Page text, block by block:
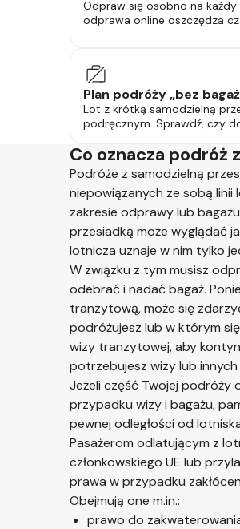
Odpraw się osobno na
odprawa online oszczędza
Plan podróży „bez
Lot z krótką samodzielną
podręcznym. Sprawdź, czy
Co oznacza podróż
Podróże z samodzielną
niepowiązanych ze sobą
zakresie odprawy lub
przesiadką może wyglądać
lotnicza uznaje w nim tylko
W związku z tym musisz
odebrać i nadać bagaż.
tranzytową, może się
podróżujesz lub w którym
wizy tranzytowej, aby
potrzebujesz wizy lub
Jeżeli część Twojej podróży
przypadku wizy i bagażu,
pewnej odległości od
Pasażerom odlatującym z
członkowskiego UE lub
prawa w przypadku
Obejmują one m.in.:
prawo do